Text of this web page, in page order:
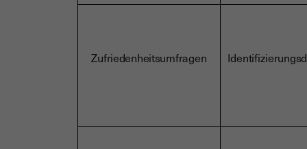
Zufriedenheitsumfragen